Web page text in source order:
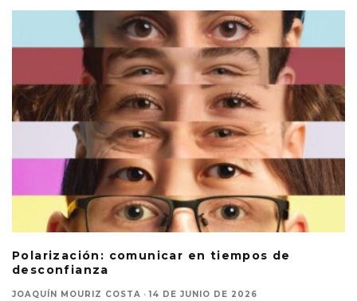
Polarización: comunicar en tiempos de
desconfianza
JOAQUÍN MOURIZ COSTA · 14 DE JUNIO DE 2026